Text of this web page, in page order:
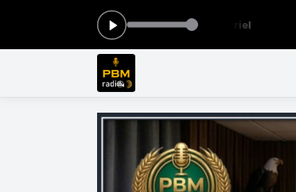
Tocando ahora: Cielo - Jonathan Oriel